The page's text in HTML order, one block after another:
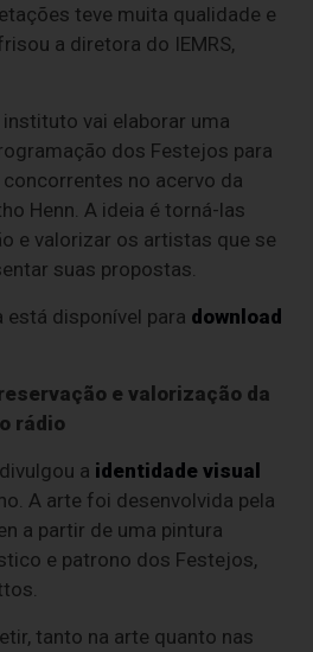
teve muita qualidade e
a diretora do IEMRS,
vai elaborar uma
dos Festejos para
no acervo da
Henn. A ideia é torná-las
e valorizar os artistas que se
suas propostas.
está disponível para download
e valorização da
rádio
a identidade visual
A arte foi desenvolvida pela
a partir de uma pintura
e patrono dos Festejos,
tanto na arte quanto nas